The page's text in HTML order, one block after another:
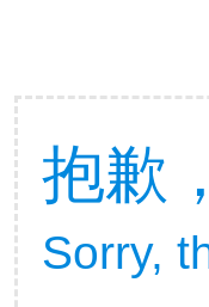
抱歉
Sorry,